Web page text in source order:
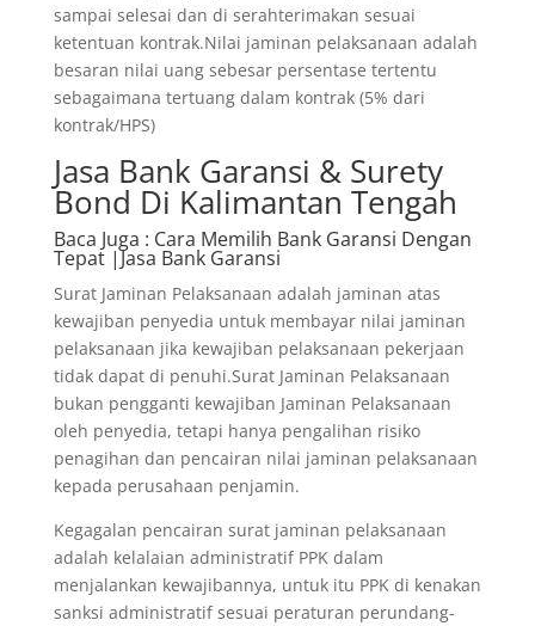
sampai selesai dan di serahterimakan sesuai
ketentuan kontrak.Nilai jaminan pelaksanaan adalah
besaran nilai uang sebesar persentase tertentu
sebagaimana tertuang dalam kontrak (5% dari
kontrak/HPS)
Jasa Bank Garansi & Surety
Bond Di Kalimantan Tengah
Baca Juga : Cara Memilih Bank Garansi Dengan
Tepat |Jasa Bank Garansi
Surat Jaminan Pelaksanaan adalah jaminan atas
kewajiban penyedia untuk membayar nilai jaminan
pelaksanaan jika kewajiban pelaksanaan pekerjaan
tidak dapat di penuhi.Surat Jaminan Pelaksanaan
bukan pengganti kewajiban Jaminan Pelaksanaan
oleh penyedia, tetapi hanya pengalihan risiko
penagihan dan pencairan nilai jaminan pelaksanaan
kepada perusahaan penjamin.
Kegagalan pencairan surat jaminan pelaksanaan
adalah kelalaian administratif PPK dalam
menjalankan kewajibannya, untuk itu PPK di kenakan
sanksi administratif sesuai peraturan perundang-